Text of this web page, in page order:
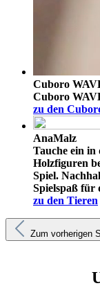
Cuboro
Cuboro
zu den
AnaMalz
Tauche ein in
Holzfiguren
Spiel.
Spielspaß für
zu den Tieren
Zum vorherigen